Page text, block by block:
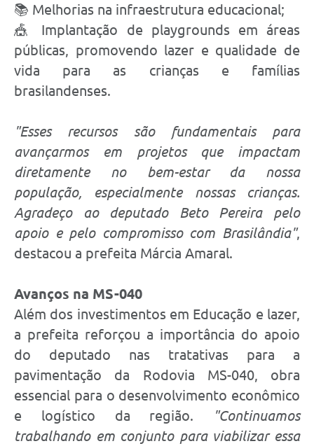
📚 Melhorias na infraestrutura educacional;
🎪 Implantação de playgrounds em áreas
públicas, promovendo lazer e qualidade de
vida para as crianças e famílias
brasilandenses.
"Esses recursos são fundamentais para
avançarmos em projetos que impactam
diretamente no bem-estar da nossa
população, especialmente nossas crianças.
Agradeço ao deputado Beto Pereira pelo
apoio e pelo compromisso com Brasilândia",
destacou a prefeita Márcia Amaral.
Avanços na MS-040
Além dos investimentos em Educação e lazer,
a prefeita reforçou a importância do apoio
do deputado nas tratativas para a
pavimentação da Rodovia MS-040, obra
essencial para o desenvolvimento econômico
e logístico da região.
"Continuamos
trabalhando em conjunto para viabilizar essa